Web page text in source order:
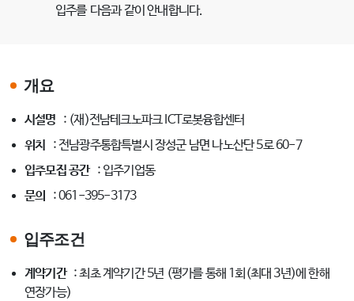
입주를 다음과 같이 안내합니다.
개요
시설명 : (재)전남테크노파크 ICT로봇융합센터
위치
: 전남광주통합특별시 장성군 남면 나노산단 5로 60-7
입주모집 공간 : 입주기업동
문의
: 061-395-3173
입주조건
계약기간 : 최초 계약기간 5년 (평가를 통해 1회(최대 3년)에 한해
연장가능)